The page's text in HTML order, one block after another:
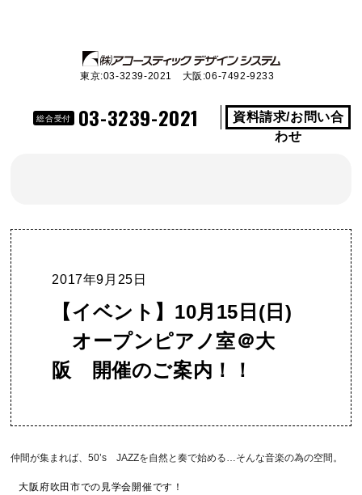
東京:03-3239-2021 大阪:06-7492-9233
総合受付 03-3239-2021
資料請求/お問い合
わせ
2017年9月25日
【イベント】10月15日(日)
オープンピアノ室＠大
阪 開催のご案内！！
仲間が集まれば、50’s JAZZを自然と奏で始める…そんな音楽の為の空間。
大阪府吹田市での見学会開催です！